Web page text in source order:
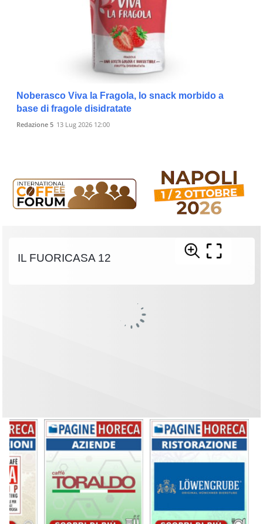
Noberasco Viva la Fragola, lo snack morbido a
base di fragole disidratate
Redazione 5 13 Lug 2026 12:00